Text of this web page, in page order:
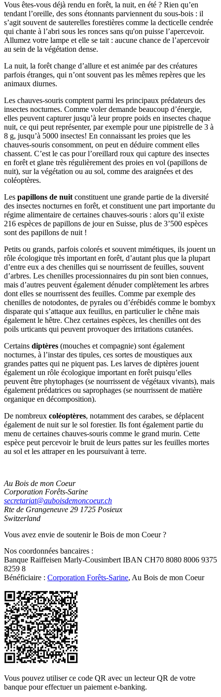
Vous êtes-vous déjà rendu en forêt, la nuit, en été ? Rien qu’en
tendant l’oreille, des sons étonnants parviennent du sous-bois : il
s’agit souvent de sauterelles forestières comme la decticelle cendrée
qui chante à l’abri sous les ronces sans qu'on puisse l’apercevoir.
Allumez votre lampe et elle se tait : aucune chance de l’apercevoir
au sein de la végétation dense.
La nuit, la forêt change d’allure et est animée par des créatures
parfois étranges, qui n’ont souvent pas les mêmes repères que les
animaux diurnes.
Les chauves-souris comptent parmi les principaux prédateurs des
insectes nocturnes. Comme voler demande beaucoup d’énergie,
elles peuvent capturer jusqu’à leur propre poids en insectes chaque
nuit, ce qui peut représenter, par exemple pour une pipistrelle de 3 à
8 g, jusqu’à 5000 insectes! En connaissant les proies que les
chauves-souris consomment, on peut en déduire comment elles
chassent. C’est le cas pour l’oreillard roux qui capture des insectes
en forêt et glane très régulièrement des proies en vol (papillons de
nuit), sur la végétation ou au sol, comme des araignées et des
coléoptères.
Les papillons de nuit constituent une grande partie de la diversité
des insectes nocturnes en forêt, et constituent une part importante du
régime alimentaire de certaines chauves-souris : alors qu’il existe
216 espèces de papillons de jour en Suisse, plus de 3’500 espèces
sont des papillons de nuit !
Petits ou grands, parfois colorés et souvent mimétiques, ils jouent un
rôle écologique très important en forêt, d’autant plus que la plupart
d’entre eux a des chenilles qui se nourrissent de feuilles, souvent
d’arbres. Les chenilles processionnaires du pin sont bien connues,
mais d’autres peuvent également dénuder complètement les arbres
dont elles se nourrissent des feuilles. Comme par exemple des
chenilles de notodontes, de pyrales ou d’érébidés comme le bombyx
disparate qui s’attaque aux feuillus, en particulier le chêne mais
également le hêtre. Chez certaines espèces, les chenilles ont des
poils urticants qui peuvent provoquer des irritations cutanées.
Certains diptères (mouches et compagnie) sont également
nocturnes, à l’instar des tipules, ces sortes de moustiques aux
grandes pattes qui ne piquent pas. Les larves de diptères jouent
également un rôle écologique important en forêt puisqu’elles
peuvent être phytophages (se nourrissent de végétaux vivants), mais
également prédatrices ou saprophages (se nourrissent de matière
organique en décomposition).
De nombreux coléoptères, notamment des carabes, se déplacent
également de nuit sur le sol forestier. Ils font également partie du
menu de certaines chauves-souris comme le grand murin. Cette
espèce peut percevoir le bruit de leurs pattes sur les feuilles mortes
au sol et les attraper en les poursuivant à terre.
Au Bois de mon Coeur
Corporation Forêts-Sarine
secretariat@auboisdemoncoeur.ch
Rte de Grangeneuve 29 1725 Posieux
Switzerland
Vous avez envie de soutenir le Bois de mon Coeur ?
Nos coordonnées bancaires :
Banque Raiffeisen Marly-Cousimbert IBAN CH70 8080 8006 9375
8259 8
Bénéficiaire : Corporation Forêts-Sarine, Au Bois de mon Coeur
Vous pouvez utiliser ce code QR avec un lecteur QR de votre
banque pour effectuer un paiement e-banking.